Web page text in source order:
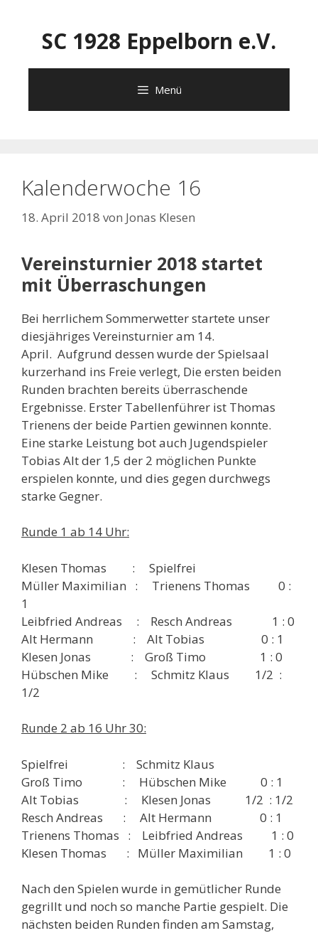
springenSC 1928 Eppelborn e.V.
Menü
Kalenderwoche 16
18. April 2018 von Jonas Klesen
Vereinsturnier 2018 startet
mit Überraschungen
Bei herrlichem Sommerwetter startete unser
diesjähriges Vereinsturnier am 14.
April. Aufgrund dessen wurde der Spielsaal
kurzerhand ins Freie verlegt, Die ersten beiden
Runden brachten bereits überraschende
Ergebnisse. Erster Tabellenführer ist Thomas
Trienens der beide Partien gewinnen konnte.
Eine starke Leistung bot auch Jugendspieler
Tobias Alt der 1,5 der 2 möglichen Punkte
erspielen konnte, und dies gegen durchwegs
starke Gegner.
Runde 1 ab 14 Uhr:
Klesen Thomas : Spielfrei
Müller Maximilian : Trienens Thomas 0 :
1
Leibfried Andreas : Resch Andreas 1 : 0
Alt Hermann : Alt Tobias 0 : 1
Klesen Jonas : Groß Timo 1 : 0
Hübschen Mike : Schmitz Klaus 1/2 :
1/2
Runde 2 ab 16 Uhr 30:
Spielfrei : Schmitz Klaus
Groß Timo : Hübschen Mike 0 : 1
Alt Tobias : Klesen Jonas 1/2 : 1/2
Resch Andreas : Alt Hermann 0 : 1
Trienens Thomas : Leibfried Andreas 1 : 0
Klesen Thomas : Müller Maximilian 1 : 0
Nach den Spielen wurde in gemütlicher Runde
gegrillt und noch so manche Partie gespielt. Die
nächsten beiden Runden finden am Samstag,